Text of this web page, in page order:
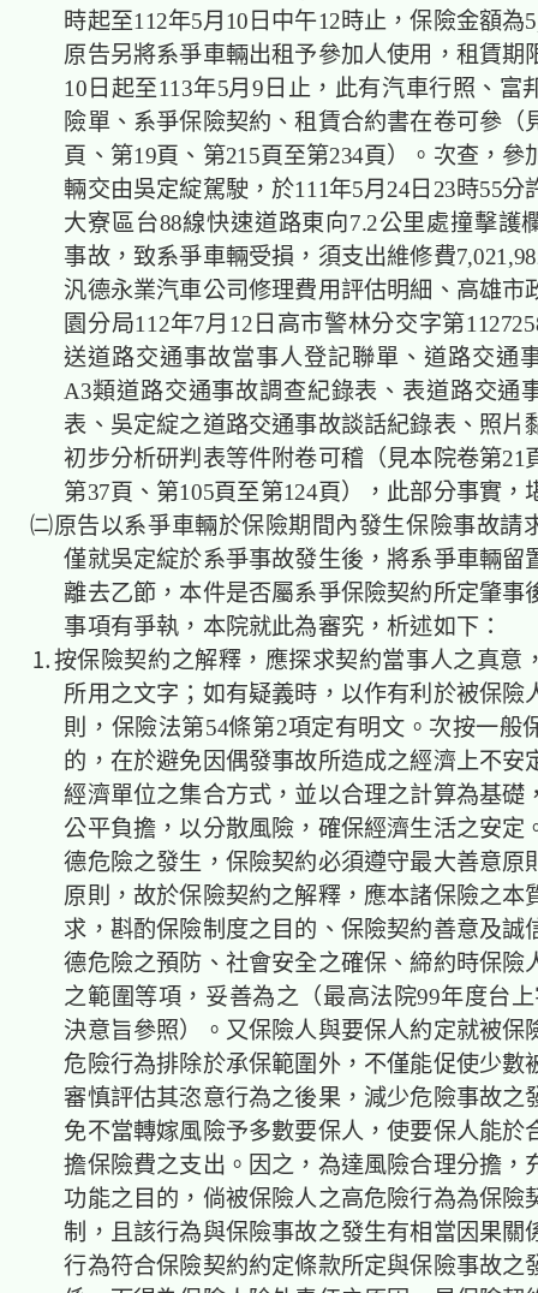
時起至112年5月10日中午12時止，保險金額為
原告另將系爭車輛出租予參加人使用，租賃期
10日起至113年5月9日止，此有汽車行照、富
險單、系爭保險契約、租賃合約書在卷可參（
頁、第19頁、第215頁至第234頁）。次查，參
輛交由吳定綻駕駛，於111年5月24日23時55分
大寮區台88線快速道路東向7.2公里處撞擊護
事故，致系爭車輛受損，須支出維修費
汎德永業汽車公司修理費用評估明細、高雄市
園分局112年7月12日高市警林分交字第
送道路交通事故當事人登記聯單、道路交通
A3類道路交通事故調查紀錄表、表道路交通
表、吳定綻之道路交通事故談話紀錄表、照片
初步分析研判表等件附卷可稽（見本院卷第21
第37頁、第105頁至第124頁），此部分事實，
㈡原告以系爭車輛於保險期間內發生保險事故請
僅就吳定綻於系爭事故發生後，將系爭車輛留
離去乙節，本件是否屬系爭保險契約所定肇事
事項有爭執，本院就此為審究，析述如下：
⒈按保險契約之解釋，應探求契約當事人之真意
所用之文字；如有疑義時，以作有利於被保險
則，保險法第54條第2項定有明文。次按一般
的，在於避免因偶發事故所造成之經濟上不安
經濟單位之集合方式，並以合理之計算為基礎
公平負擔，以分散風險，確保經濟生活之安定
德危險之發生，保險契約必須遵守最大善意原
原則，故於保險契約之解釋，應本諸保險之本
求，斟酌保險制度之目的、保險契約善意及誠
德危險之預防、社會安全之確保、締約時保險
之範圍等項，妥善為之（最高法院99年度台
決意旨參照）。又保險人與要保人約定就被保
危險行為排除於承保範圍外，不僅能促使少數
審慎評估其恣意行為之後果，減少危險事故之
免不當轉嫁風險予多數要保人，使要保人能於
擔保險費之支出。因之，為達風險合理分擔，
功能之目的，倘被保險人之高危險行為為保險
制，且該行為與保險事故之發生有相當因果關
行為符合保險契約約定條款所定與保險事故之